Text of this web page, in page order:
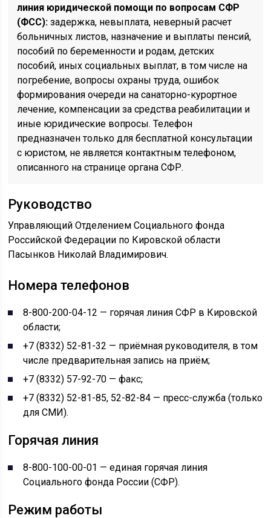
линия юридической помощи по вопросам CФР
(ФСС): задержка, невыплата, неверный расчет
больничных листов, назначение и выплаты пенсий,
пособий по беременности и родам, детских
пособий, иных социальных выплат, в том числе на
погребение, вопросы охраны труда, ошибок
формирования очереди на санаторно-курортное
лечение, компенсации за средства реабилитации и
иные юридические вопросы. Телефон
предназначен только для бесплатной консультации
с юристом, не является контактным телефоном,
описанного на странице органа СФР.
Руководство
Управляющий Отделением Социального фонда
Российской Федерации по Кировской области
Пасынков Николай Владимирович.
Номера телефонов
8-800-200-04-12 — горячая линия СФР в Кировской
области;
+7 (8332) 52-81-32 — приёмная руководителя, в том
числе предварительная запись на приём;
+7 (8332) 57-92-70 — факс;
+7 (8332) 52-81-85, 52-82-84 — пресс-служба (только
для СМИ).
Горячая линия
8-800-100-00-01 — единая горячая линия
Социального фонда России (СФР).
Режим работы